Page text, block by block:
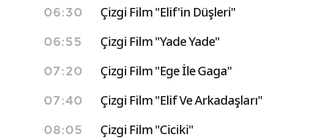
06:30 Çizgi Film "Elif'in Düşleri"
06:55 Çizgi Film "Yade Yade"
07:20 Çizgi Film "Ege İle Gaga"
07:40 Çizgi Film "Elif Ve Arkadaşları"
08:05 Çizgi Film "Ciciki"